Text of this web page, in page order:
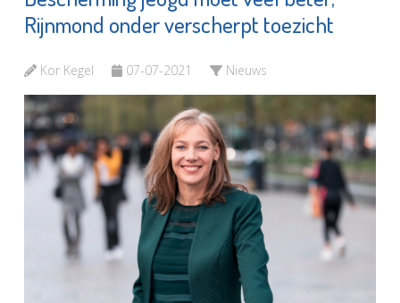
Rijnmond onder verscherpt toezicht
Kor Kegel 07-07-2021 Nieuws